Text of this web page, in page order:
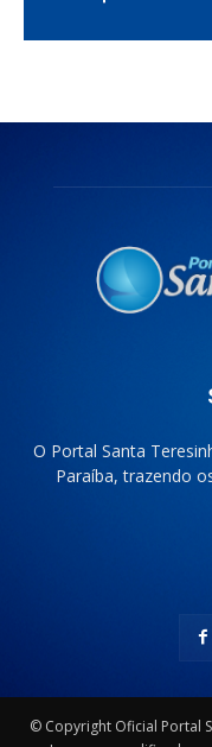
O Portal Santa
Paraíba, trazendo
© Copyright Oficial Portal